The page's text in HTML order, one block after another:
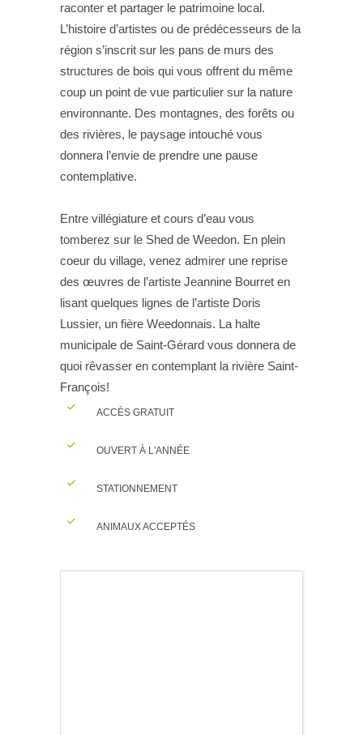
raconter et partager le patrimoine local.
L’histoire d’artistes ou de prédécesseurs de la
région s’inscrit sur les pans de murs des
structures de bois qui vous offrent du même
coup un point de vue particulier sur la nature
environnante. Des montagnes, des forêts ou
des rivières, le paysage intouché vous
donnera l’envie de prendre une pause
contemplative.
Entre villégiature et cours d’eau vous
tomberez sur le Shed de Weedon. En plein
coeur du village, venez admirer une reprise
des œuvres de l’artiste Jeannine Bourret en
lisant quelques lignes de l’artiste Doris
Lussier, un fière Weedonnais. La halte
municipale de Saint-Gérard vous donnera de
quoi rêvasser en contemplant la rivière Saint-
François!
ACCÈS GRATUIT
OUVERT À L'ANNÉE
STATIONNEMENT
ANIMAUX ACCEPTÉS